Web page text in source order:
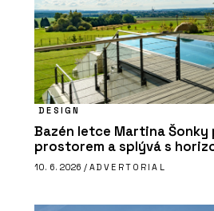
DESIGN
Bazén letce Martina Šonky
prostorem a splývá s
10. 6. 2026 / ADVERTORIAL